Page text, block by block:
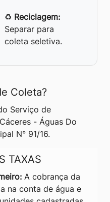
♻️ Reciclagem:
Separar para
coleta seletiva.
Coleta?
Serviço de
- Águas Do
N° 91/16.
TAXAS
A cobrança da
na conta de água e